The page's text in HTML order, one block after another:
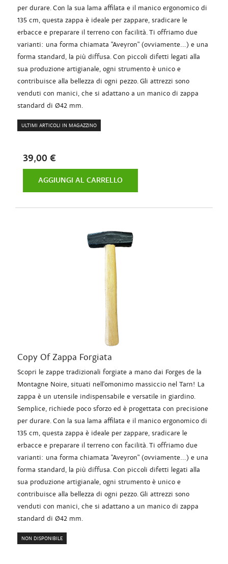
per durare. Con la sua lama affilata e il manico ergonomico di
135 cm, questa zappa è ideale per zappare, sradicare le
erbacce e preparare il terreno con facilità. Ti offriamo due
varianti: una forma chiamata "Aveyron" (ovviamente...) e una
forma standard, la più diffusa. Con piccoli difetti legati alla
sua produzione artigianale, ogni strumento è unico e
contribuisce alla bellezza di ogni pezzo. Gli attrezzi sono
venduti con manici, che si adattano a un manico di zappa
standard di Ø42 mm.
ULTIMI ARTICOLI IN MAGAZZINO
39,00 €
AGGIUNGI AL CARRELLO
Copy Of Zappa Forgiata
Scopri le zappe tradizionali forgiate a mano dai Forges de la
Montagne Noire, situati nell'omonimo massiccio nel Tarn! La
zappa è un utensile indispensabile e versatile in giardino.
Semplice, richiede poco sforzo ed è progettata con precisione
per durare. Con la sua lama affilata e il manico ergonomico di
135 cm, questa zappa è ideale per zappare, sradicare le
erbacce e preparare il terreno con facilità. Ti offriamo due
varianti: una forma chiamata "Aveyron" (ovviamente...) e una
forma standard, la più diffusa. Con piccoli difetti legati alla
sua produzione artigianale, ogni strumento è unico e
contribuisce alla bellezza di ogni pezzo. Gli attrezzi sono
venduti con manici, che si adattano a un manico di zappa
standard di Ø42 mm.
NON DISPONIBILE